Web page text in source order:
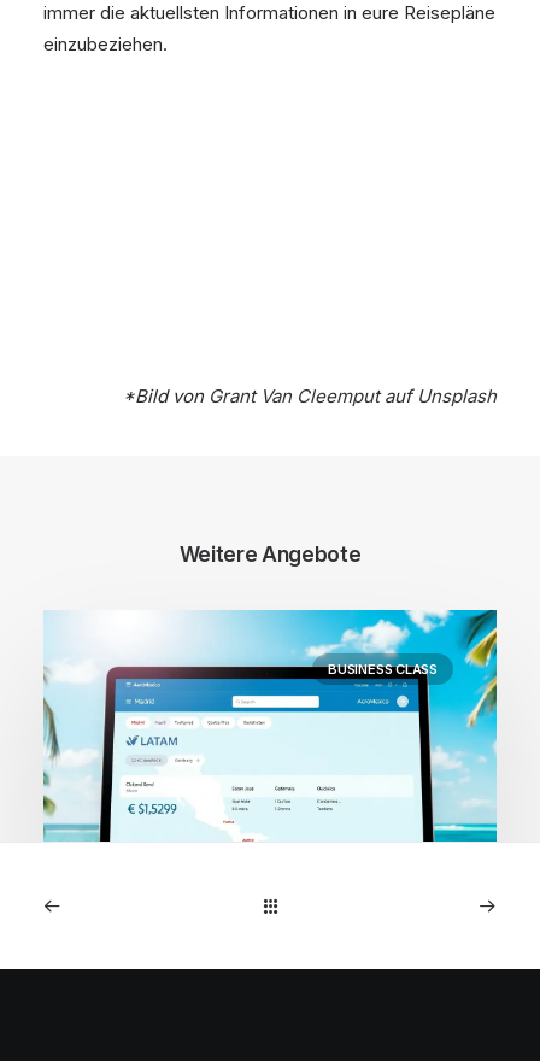
immer die aktuellsten Informationen in eure Reisepläne
einzubeziehen.
*Bild von Grant Van Cleemputauf Unsplash
Weitere Angebote
BUSINESS CLASS
1. Mai 2026